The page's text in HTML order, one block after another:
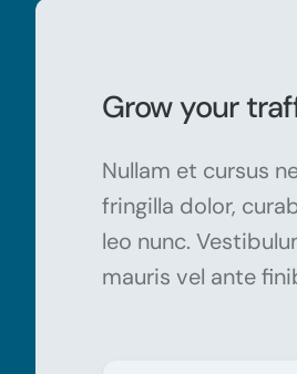
Grow your
Nullam et cursus
fringilla dolor,
leo nunc.
mauris vel ante